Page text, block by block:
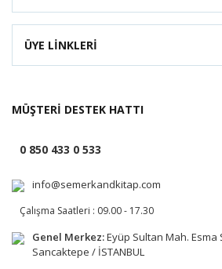
ÜYE LİNKLERİ
MÜŞTERİ DESTEK HATTI
0 850 433 0 533
info@semerkandkitap.com
Çalışma Saatleri : 09.00 - 17.30
Genel Merkez:Eyüp Sultan Mah. Esma
Sancaktepe / İSTANBUL